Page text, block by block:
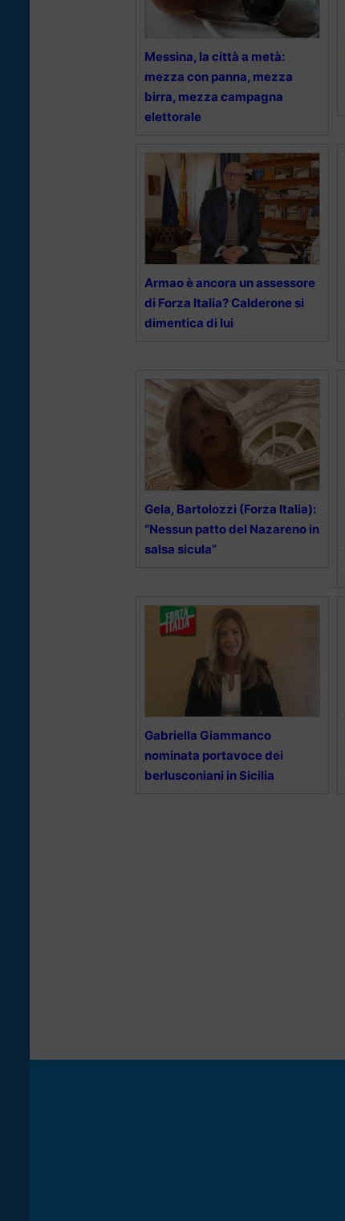
Messina, la città a metà:
mezza con panna, mezza
birra, mezza campagna
elettorale
Armao è ancora un assessore
di Forza Italia? Calderone si
dimentica di lui
Gela, Bartolozzi (Forza Italia):
“Nessun patto del Nazareno in
salsa sicula”
Gabriella Giammanco
nominata portavoce dei
berlusconiani in Sicilia